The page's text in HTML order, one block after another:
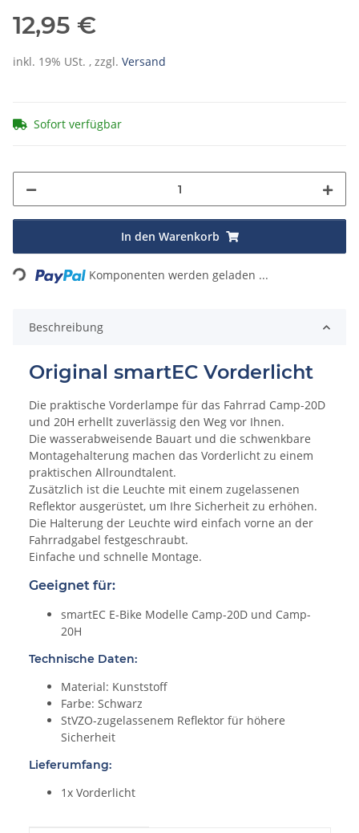
12,95 €
inkl. 19% USt. , zzgl. Versand
Sofort verfügbar
In den Warenkorb
Komponenten werden geladen ...
Beschreibung
Original smartEC Vorderlicht
Die praktische Vorderlampe für das Fahrrad Camp-20D
und 20H erhellt zuverlässig den Weg vor Ihnen.
Die wasserabweisende Bauart und die schwenkbare
Montagehalterung machen das Vorderlicht zu einem
praktischen Allroundtalent.
Zusätzlich ist die Leuchte mit einem zugelassenen
Reflektor ausgerüstet, um Ihre Sicherheit zu erhöhen.
Die Halterung der Leuchte wird einfach vorne an der
Fahrradgabel festgeschraubt.
Einfache und schnelle Montage.
Geeignet für:
smartEC E-Bike Modelle Camp-20D und Camp-
20H
Technische Daten:
Material: Kunststoff
Farbe: Schwarz
StVZO-zugelassenem Reflektor für höhere
Sicherheit
Lieferumfang:
1x Vorderlicht